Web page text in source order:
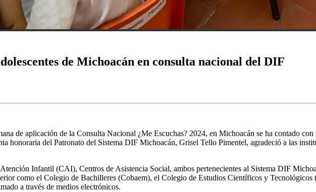
de Michoacán en consulta nacional del DIF
de aplicación de la Consulta Nacional ¿Me Escuchas? 2024, en Michoacán se ha contado
honoraria del Patronato del Sistema DIF Michoacán, Grisel Tello Pimentel, agradeció a las
Infantil (CAI), Centros de Asistencia Social, ambos pertenecientes al Sistema DIF
como el Colegio de Bachilleres (Cobaem), el Colegio de Estudios Científicos y
a través de medios electrónicos.